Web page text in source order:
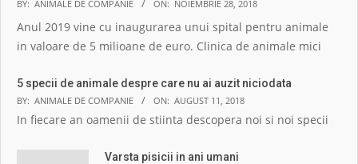
BY: ANIMALE DE COMPANIE ON: NOIEMBRIE 28, 2018
Anul 2019 vine cu inaugurarea unui spital pentru animale
in valoare de 5 milioane de euro. Clinica de animale mici
5 specii de animale despre care nu ai auzit niciodata
BY: ANIMALE DE COMPANIE ON: AUGUST 11, 2018
In fiecare an oamenii de stiinta descopera noi si noi specii
Varsta pisicii in ani umani